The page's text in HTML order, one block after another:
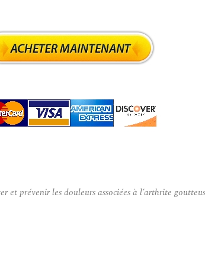
prévenir les douleurs associées à l’arthrite